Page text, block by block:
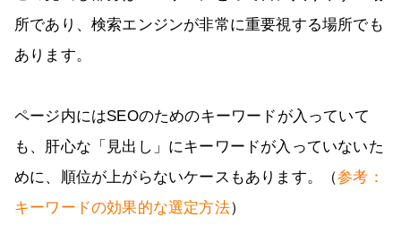
所であり、検索エンジンが非常に重要視する場所でも
あります。
ページ内にはSEOのためのキーワードが入っていて
も、肝心な「見出し」にキーワードが入っていないた
めに、順位が上がらないケースもあります。（参考：
キーワードの効果的な選定方法）